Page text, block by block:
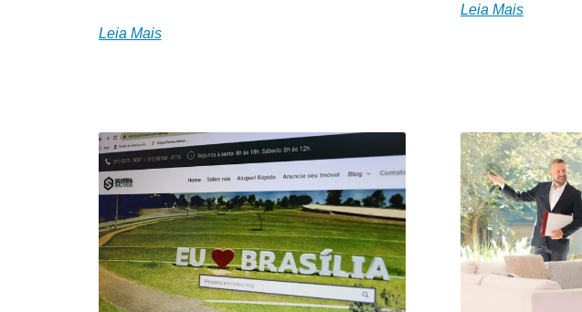
Leia Mais
Leia Mais